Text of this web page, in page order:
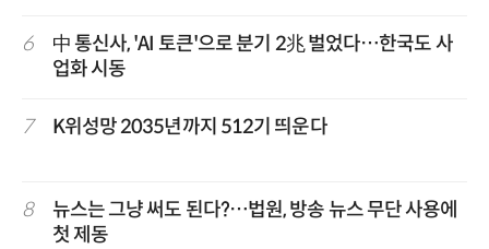
6
中 통신사, 'AI 토큰'으로 분기 2兆 벌었다…한국도 사
업화 시동
7 K위성망 2035년까지 512기 띄운다
8
뉴스는 그냥 써도 된다?…법원, 방송 뉴스 무단 사용에
첫 제동